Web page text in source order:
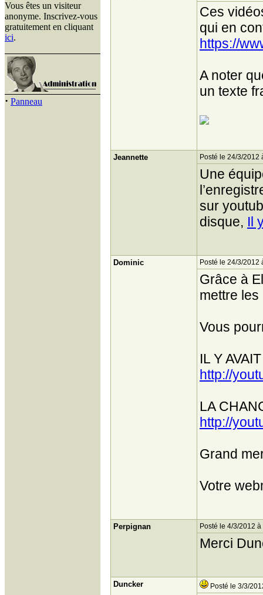
Vous êtes un visiteur
anonyme. Inscrivez-vous
gratuitement en cliquant
ici.
· Panneau
Ces
qui en
https://
A noter
un texte
Jeannette Posté le 24/3/2012
Une
sur
disque, Il
Dominic Posté le 24/3/2012
Grâce à
mettre
Vous
IL Y
http://
LA
http://
Grand
Votre
Perpignan Posté le 4/3/2012
Merci
Duncker Posté le 3/3/